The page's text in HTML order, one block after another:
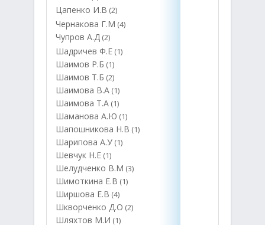
Цапенко И.В (2)
Чернакова Г.М (4)
Чупров А.Д (2)
Шадричев Ф.Е (1)
Шаимов Р.Б (1)
Шаимов Т.Б (2)
Шаимова В.А (1)
Шаимова Т.А (1)
Шаманова А.Ю (1)
Шапошникова Н.В (1)
Шарипова А.У (1)
Шевчук Н.Е (1)
Шелудченко В.М (3)
Шимоткина Е.В (1)
Ширшова Е.В (4)
Шкворченко Д.О (2)
Шляхтов М.И (1)